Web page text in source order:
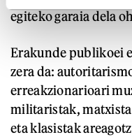
egiteko garaia dela
Erakunde publikoei
zera da:
erreakzionarioari
militaristak,
eta klasistak